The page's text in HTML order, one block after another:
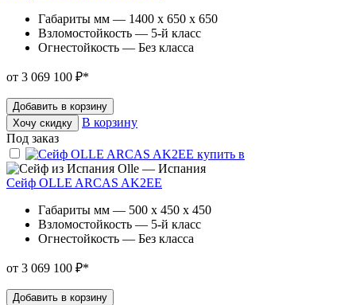
Габариты мм — 1400 x 650 x 650
Взломостойкость — 5-й класс
Огнестойкость — Без класса
от 3 069 100 ₽*
Добавить в корзину
Хочу скидку
В корзину
Под заказ
Olle — Испания
Сейф OLLE ARCAS AK2EE
Габариты мм — 500 x 450 x 450
Взломостойкость — 5-й класс
Огнестойкость — Без класса
от 3 069 100 ₽*
Добавить в корзину